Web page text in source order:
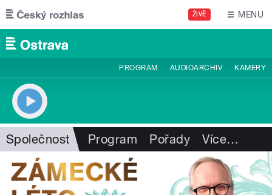
Přejít k hlavnímu obsahu
ŽIVĚ MENU
PROGRAM AUDIOARCHIV KAMERY
Společnost Program Pořady Více…